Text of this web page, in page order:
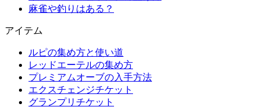
麻雀や釣りはある？
アイテム
ルピの集め方と使い道
レッドエーテルの集め方
プレミアムオーブの入手方法
エクスチェンジチケット
グランプリチケット